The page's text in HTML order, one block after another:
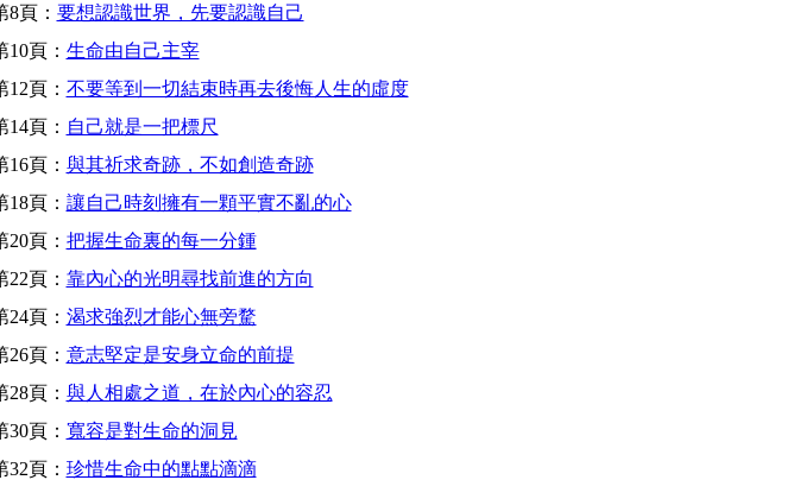
8頁： 要想認識世界，先要認識自己
10頁： 生命由自己主宰
12頁： 不要等到一切結束時再去後悔人生的虛度
14頁： 自己就是一把標尺
16頁： 與其祈求奇跡，不如創造奇跡
18頁： 讓自己時刻擁有一顆平實不亂的心
20頁： 把握生命裏的每一分鍾
22頁： 靠內心的光明尋找前進的方向
24頁： 渴求強烈才能心無旁騖
26頁： 意志堅定是安身立命的前提
28頁： 與人相處之道，在於內心的容忍
30頁： 寬容是對生命的洞見
32頁： 珍惜生命中的點點滴滴